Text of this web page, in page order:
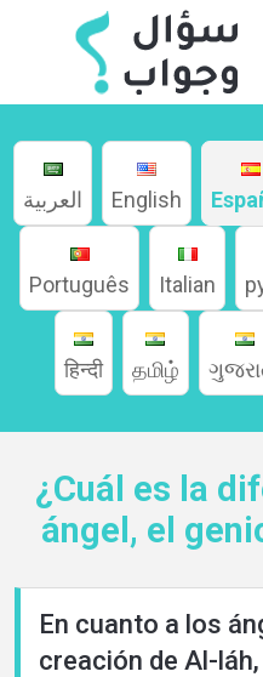
Hogar
Acerca
Idiomas
العربية English
Português Italian
हिन्दी தமிழ்
¿Cuál es la
ángel, el
En cuanto a los
creación de Al-